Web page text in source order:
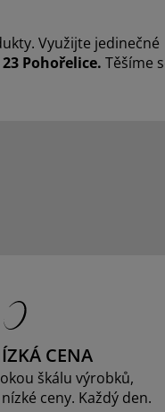
Využijte jedinečné
Pohořelice. Těšíme
CENA
škálu výrobků,
ceny. Každý den.